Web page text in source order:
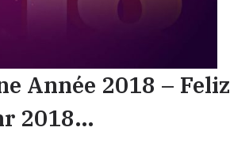
Année 2018 – Feliz
2018…